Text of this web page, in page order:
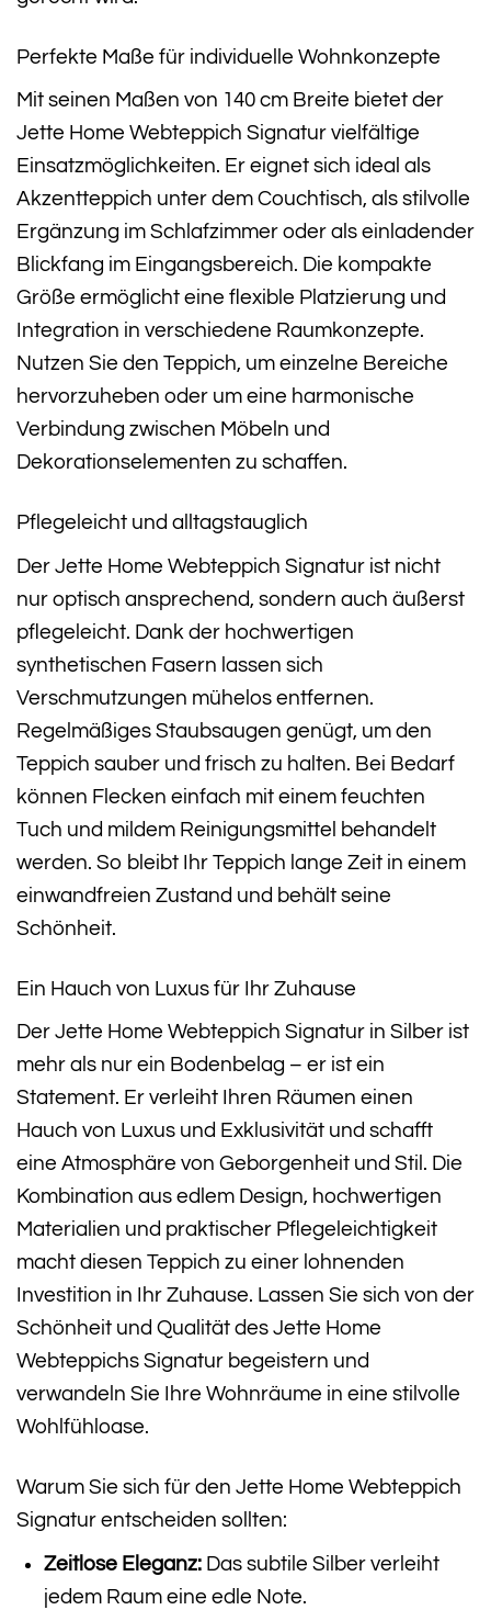
Perfekte Maße für individuelle Wohnkonzepte
Mit seinen Maßen von 140 cm Breite bietet der
Jette Home Webteppich Signatur vielfältige
Einsatzmöglichkeiten. Er eignet sich ideal als
Akzentteppich unter dem Couchtisch, als stilvolle
Ergänzung im Schlafzimmer oder als einladender
Blickfang im Eingangsbereich. Die kompakte
Größe ermöglicht eine flexible Platzierung und
Integration in verschiedene Raumkonzepte.
Nutzen Sie den Teppich, um einzelne Bereiche
hervorzuheben oder um eine harmonische
Verbindung zwischen Möbeln und
Dekorationselementen zu schaffen.
Pflegeleicht und alltagstauglich
Der Jette Home Webteppich Signatur ist nicht
nur optisch ansprechend, sondern auch äußerst
pflegeleicht. Dank der hochwertigen
synthetischen Fasern lassen sich
Verschmutzungen mühelos entfernen.
Regelmäßiges Staubsaugen genügt, um den
Teppich sauber und frisch zu halten. Bei Bedarf
können Flecken einfach mit einem feuchten
Tuch und mildem Reinigungsmittel behandelt
werden. So bleibt Ihr Teppich lange Zeit in einem
einwandfreien Zustand und behält seine
Schönheit.
Ein Hauch von Luxus für Ihr Zuhause
Der Jette Home Webteppich Signatur in Silber ist
mehr als nur ein Bodenbelag – er ist ein
Statement. Er verleiht Ihren Räumen einen
Hauch von Luxus und Exklusivität und schafft
eine Atmosphäre von Geborgenheit und Stil. Die
Kombination aus edlem Design, hochwertigen
Materialien und praktischer Pflegeleichtigkeit
macht diesen Teppich zu einer lohnenden
Investition in Ihr Zuhause. Lassen Sie sich von der
Schönheit und Qualität des Jette Home
Webteppichs Signatur begeistern und
verwandeln Sie Ihre Wohnräume in eine stilvolle
Wohlfühloase.
Warum Sie sich für den Jette Home Webteppich
Signatur entscheiden sollten:
Zeitlose Eleganz:Das subtile Silber verleiht
jedem Raum eine edle Note.